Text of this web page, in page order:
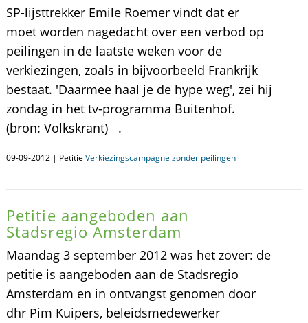
SP-lijsttrekker Emile Roemer vindt dat er
moet worden nagedacht over een verbod op
peilingen in de laatste weken voor de
verkiezingen, zoals in bijvoorbeeld Frankrijk
bestaat. 'Daarmee haal je de hype weg', zei hij
zondag in het tv-programma Buitenhof.
(bron: Volkskrant) .
09-09-2012 | Petitie Verkiezingscampagne zonder peilingen
Petitie aangeboden aan
Stadsregio Amsterdam
Maandag 3 september 2012 was het zover: de
petitie is aangeboden aan de Stadsregio
Amsterdam en in ontvangst genomen door
dhr Pim Kuipers, beleidsmedewerker